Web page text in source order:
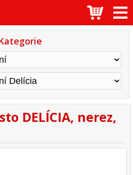
DELÍCIA, nerez,